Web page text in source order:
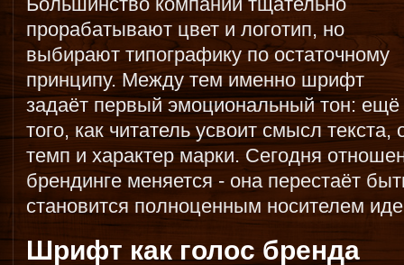
прорабатывают цвет и логотип, но
выбирают типографику по остаточному
принципу. Между тем именно шрифт
задаёт первый эмоциональный тон: ещё
того, как читатель усвоит смысл
темп и характер марки. Сегодня
брендинге меняется - она перестаёт
становится полноценным носителем
Шрифт как голос бренда